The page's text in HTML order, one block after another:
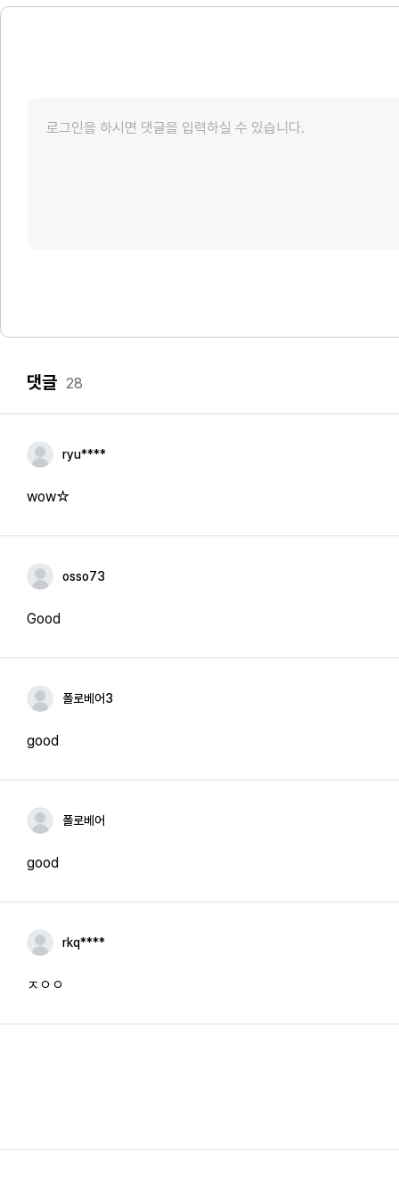
댓글 28
ryu****
wow☆
osso73
Good
폴로베어3
good
폴로베어
good
rkq****
ㅈㅇㅇ